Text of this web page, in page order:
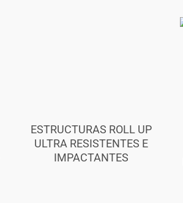
ESTRUCTURAS ROLL UP
ULTRA RESISTENTES E
IMPACTANTES